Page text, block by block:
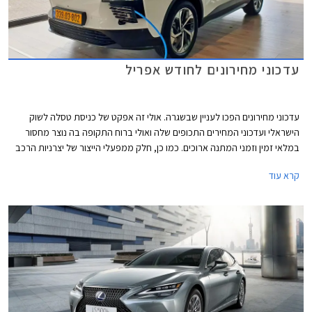
עדכוני מחירונים לחודש אפריל
עדכוני מחירונים הפכו לעניין שבשגרה. אולי זה אפקט של כניסת טסלה לשוק
הישראלי ועדכוני המחירים התכופים שלה ואולי ברוח התקופה בה נוצר מחסור
במלאי זמין וזמני המתנה ארוכים. כמו כן, חלק ממפעלי הייצור של יצרניות הרכב
קרא עוד